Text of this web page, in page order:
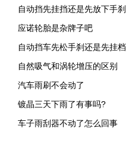
自动挡先挂挡还是先放下手刹
应诺轮胎是杂牌子吧
自动挡车先松手刹还是先挂档
自然吸气和涡轮增压的区别
汽车雨刷不会动了
镀晶三天下雨了有事吗?
车子雨刮器不动了怎么回事